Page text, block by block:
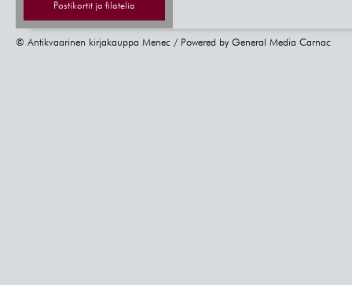
Postikortit ja filatelia
© Antikvaarinen kirjakauppa Menec / Powered by General Media Carnac